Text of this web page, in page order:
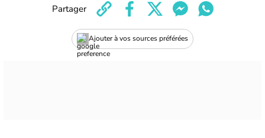
Ajouter à vos sources préférées
Partager